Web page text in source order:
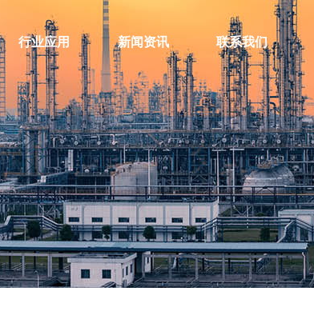
行业应用 新闻资讯 联系我们